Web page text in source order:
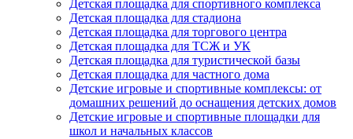
Детская площадка для спортивного комплекса
Детская площадка для стадиона
Детская площадка для торгового центра
Детская площадка для ТСЖ и УК
Детская площадка для туристической базы
Детская площадка для частного дома
Детские игровые и спортивные комплексы: от
домашних решений до оснащения детских домов
Детские игровые и спортивные площадки для
школ и начальных классов